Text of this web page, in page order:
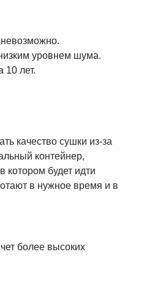
уровнем шума.
10 лет.
качество сушки из-за
контейнер,
котором будет идти
в нужное время и в
более высоких